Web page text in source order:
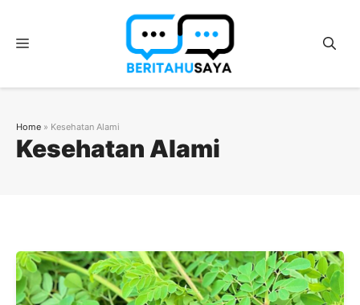
Menu
Kesehatan Alami
Home » Kesehatan Alami